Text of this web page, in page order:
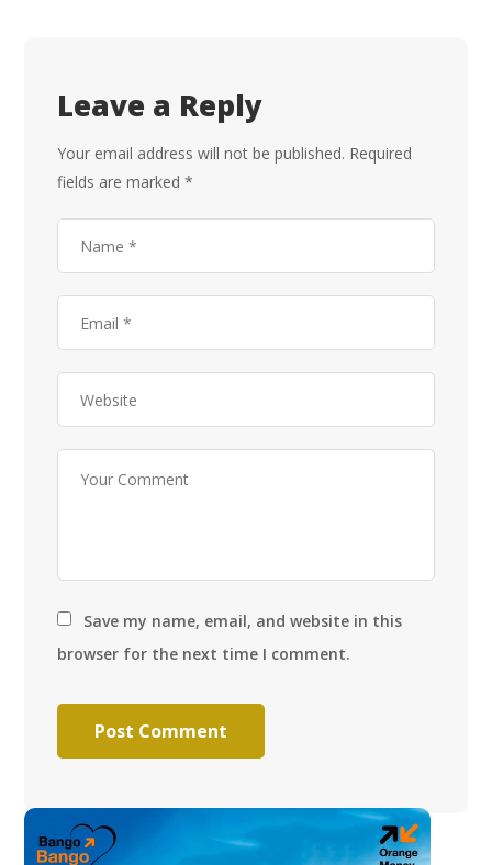
Leave a Reply
Your email address will not be published. Required
fields are marked*
Save my name, email, and website in this
browser for the next time I comment.